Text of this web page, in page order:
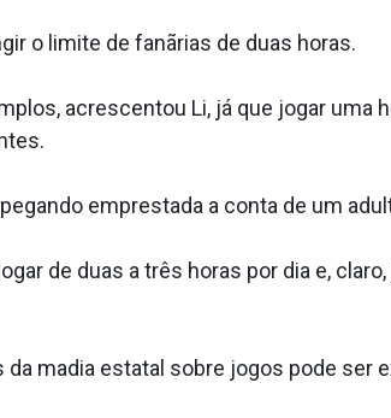
o limite de fanãrias de duas horas.
acrescentou Li, já que jogar uma
emprestada a conta de um
de duas a três horas por dia e,
ma­dia estatal sobre jogos pode ser